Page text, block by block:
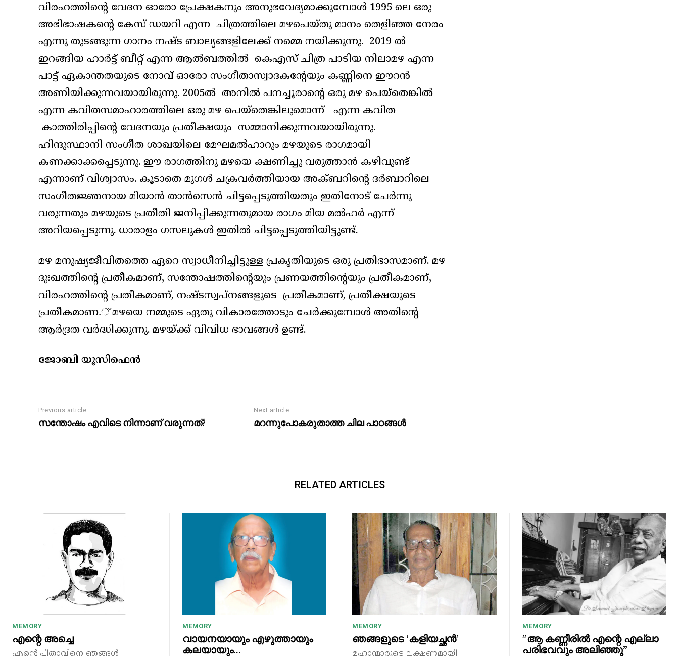
വിരഹത്തിന്റെ വേദന ഓരോ പ്രേക്ഷകനും അനുഭവേദ്യമാക്കുമ്പോൾ 1995 ലെ ഒരു
അഭിഭാഷകന്റെ കേസ് ഡയറി എന്ന ചിത്രത്തിലെ മഴപെയ്തു മാനം തെളിഞ്ഞ നേരം
എന്നു തുടങ്ങുന്ന ഗാനം നഷ്ട ബാല്യങ്ങളിലേക്ക് നമ്മെ നയിക്കുന്നു. 2019 ൽ
ഇറങ്ങിയ ഹാർട്ട് ബീറ്റ് എന്ന ആൽബത്തിൽ കെഎസ് ചിത്ര പാടിയ നിലാമഴ എന്ന
പാട്ട് ഏകാന്തതയുടെ നോവ് ഓരോ സംഗീതാസ്വാദകന്റേയും കണ്ണിനെ ഈറൻ
അണിയിക്കുന്നവയായിരുന്നു. 2005ൽ അനിൽ പനച്ചൂരാന്റെ ഒരു മഴ പെയ്തെങ്കിൽ
എന്ന കവിതസമാഹാരത്തിലെ ഒരു മഴ പെയ്തെങ്കിലുമൊന്ന് എന്ന കവിത
കാത്തിരിപ്പിന്റെ വേദനയും പ്രതീക്ഷയും സമ്മാനിക്കുന്നവയായിരുന്നു.
ഹിന്ദുസ്ഥാനി സംഗീത ശാഖയിലെ മേഘമൽഹാറും മഴയുടെ രാഗമായി
കണക്കാക്കപ്പെടുന്നു. ഈ രാഗത്തിനു മഴയെ ക്ഷണിച്ചു വരുത്താൻ കഴിവുണ്ട്
എന്നാണ് വിശ്വാസം. കൂടാതെ മുഗൾ ചക്രവർത്തിയായ അക്ബറിന്റെ ദർബാറിലെ
സംഗീതജ്ഞനായ മിയാൻ താൻസെൻ ചിട്ടപ്പെടുത്തിയതും ഇതിനോട് ചേർന്നു
വരുന്നതും മഴയുടെ പ്രതീതി ജനിപ്പിക്കുന്നതുമായ രാഗം മിയ മൽഹർ എന്ന്
അറിയപ്പെടുന്നു. ധാരാളം ഗസലുകൾ ഇതിൽ ചിട്ടപ്പെടുത്തിയിട്ടുണ്ട്.
മഴ മനുഷ്യജീവിതത്തെ ഏറെ സ്വാധീനിച്ചിട്ടുള്ള പ്രകൃതിയുടെ ഒരു പ്രതിഭാസമാണ്. മഴ
ദുഃഖത്തിന്റെ പ്രതീകമാണ്, സന്തോഷത്തിന്റെയും പ്രണയത്തിന്റെയും പ്രതീകമാണ്,
വിരഹത്തിന്റെ പ്രതീകമാണ്, നഷ്ടസ്വപ്‌നങ്ങളുടെ പ്രതീകമാണ്, പ്രതീക്ഷയുടെ
പ്രതീകമാണ.് മഴയെ നമ്മുടെ ഏതു വികാരത്തോടും ചേർക്കുമ്പോൾ അതിന്റെ
ആർദ്രത വർദ്ധിക്കുന്നു. മഴയ്ക്ക് വിവിധ ഭാവങ്ങൾ ഉണ്ട്.
ജോബി യൂസിഫെൻ
Previous article
സന്തോഷം എവിടെ നിന്നാണ് വരുന്നത്?
Next article
മറന്നുപോകരുതാത്ത ചില പാഠങ്ങൾ
RELATED ARTICLES
MEMORY
എന്റെ അച്ചെ
എന്റെ പിതാവിനെ ഞങ്ങൾ
MEMORY
വായനയായും എഴുത്തായും
കലയായും…
MEMORY
ഞങ്ങളുടെ ‘കളിയച്ഛൻ’
മഹാന്മാരുടെ ലക്ഷണമായി
MEMORY
”ആ കണ്ണീരിൽ എന്റെ എല്ലാ
പരിഭവവും അലിഞ്ഞു”